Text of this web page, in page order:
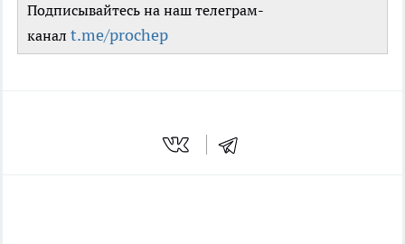
Подписывайтесь на наш телеграм-
канал t.me/prochep